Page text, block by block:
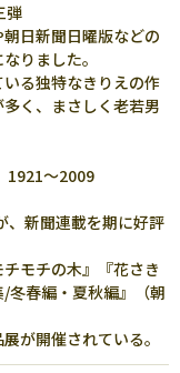
弾
日新聞日曜版などの
りました。
る独特なきりえの作
く、まさしく老若男
～2009
、新聞連載を期に好評
モチの木』『花さき
冬春編・夏秋編』（朝
が開催されている。